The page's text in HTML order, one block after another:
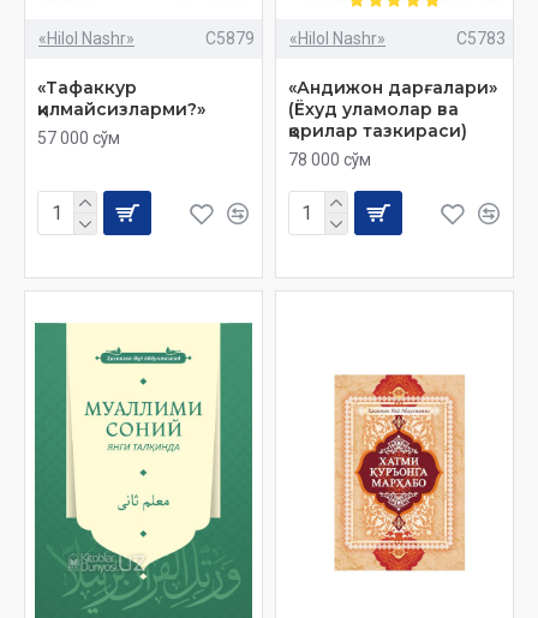
(2021-...) масжидларида таровеҳ намозларига ўтиб келмоқда.
масжидида имом-ноиб вазифасида фаолият юритмоқда.
Муаллифнинг бир нечта видеодарсликлари ва суҳбатлари
ижтимоий тармоқдаги саҳифаларга жойланган. «Шамоилул-
Муҳаммадия», «Қуръон билан танишув» туркум суҳбатлари,
«10 кеча билан қасам», «Қуръон тартили» номли Қуръони
Каримни ўқиш ва ёдлашга ёрдам берувчи видеодарсликлар
«Hilol Nashr» C5879
«Тафаккур
қилмайсизларми?»
57 000 сўм
«Hilol Nashr» C5783
«Андижон дарғалари»
(Ёхуд уламолар ва
қорилар тазкираси)
78 000 сўм